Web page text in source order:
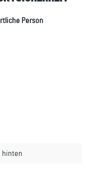
Person
hinten